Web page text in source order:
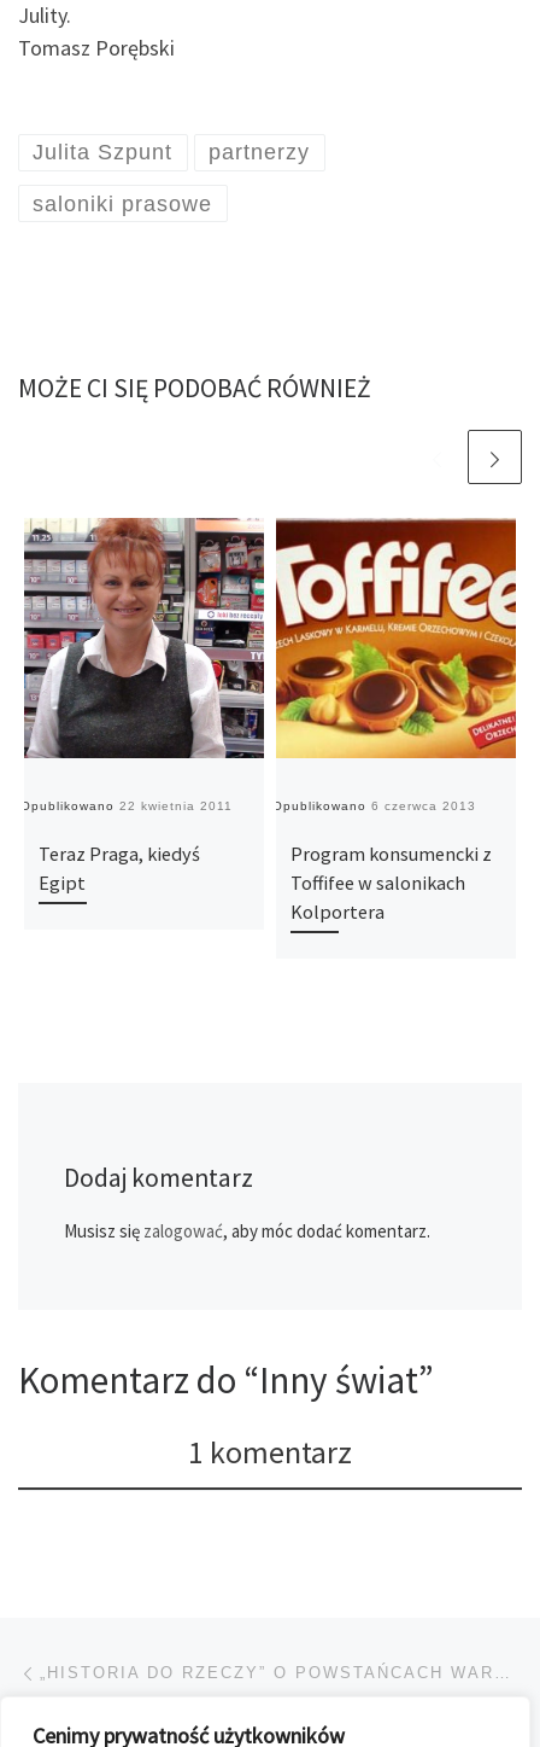
Cenimy prywatność użytkowników
Julity.
Tomasz Porębski
Julita Szpunt partnerzy
saloniki prasowe
MOŻE CI SIĘ PODOBAĆ RÓWNIEŻ
Opublikowano 22 kwietnia 2011
Teraz Praga, kiedyś
Egipt
Opublikowano 6 czerwca 2013
Program konsumencki z
Toffifee w salonikach
Kolportera
Dodaj komentarz
Musisz się zalogować, aby móc dodać komentarz.
Komentarz do “Inny świat”
1 komentarz
Przeglądanie Wpisów „HISTORIA DO RZECZY” O POWSTAŃCACH WARSZAWSKICH
POWRÓT DO LISTY